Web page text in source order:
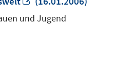
neuem
Fenster
und Jugend